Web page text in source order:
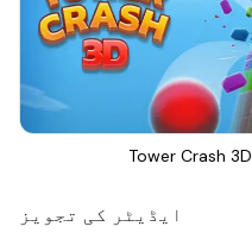
Tower Crash 3D
ایڈیٹر کی تجویز